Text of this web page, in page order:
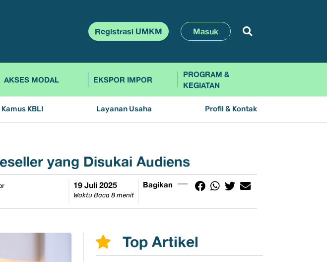
Registrasi UMKM Masuk
AKSES MODAL EKSPOR IMPOR
PROGRAM &
KEGIATAN
Kamus KBLI Layanan Usaha Profil & Kontak
yang Disukai Audiens
19 Juli 2025
Waktu Baca 8 menit
Bagikan
Top Artikel